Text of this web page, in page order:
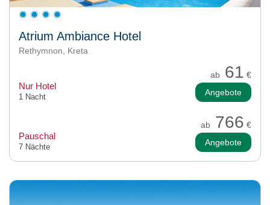
Atrium Ambiance Hotel
Rethymnon, Kreta
ab 61 €
Nur Hotel
1 Nacht Angebote
ab 766 €
Pauschal
7 Nächte Angebote